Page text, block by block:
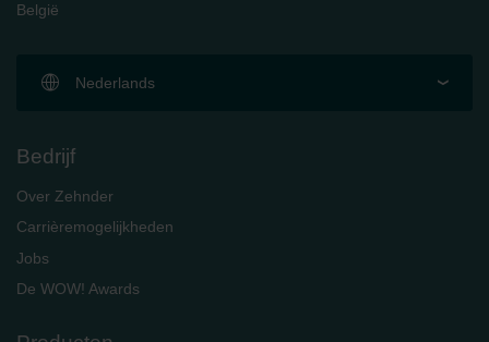
België
Nederlands
Bedrijf
Over Zehnder
Carrièremogelijkheden
Jobs
De WOW! Awards